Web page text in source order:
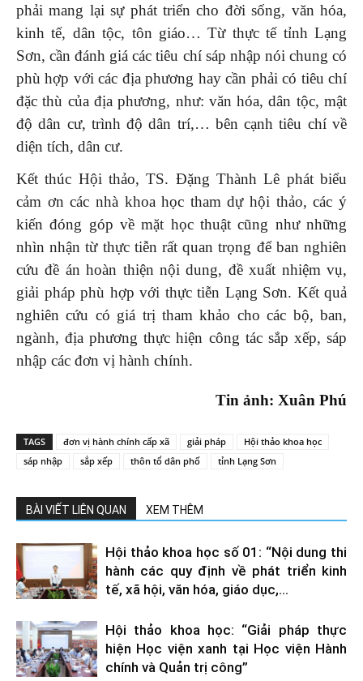
phải mang lại sự phát triển cho đời sống, văn hóa,
kinh tế, dân tộc, tôn giáo… Từ thực tế tỉnh Lạng
Sơn, cần đánh giá các tiêu chí sáp nhập nói chung có
phù hợp với các địa phương hay cần phải có tiêu chí
đặc thù của địa phương, như: văn hóa, dân tộc, mật
độ dân cư, trình độ dân trí,… bên cạnh tiêu chí về
diện tích, dân cư.
Kết thúc Hội thảo, TS. Đặng Thành Lê phát biểu
cảm ơn các nhà khoa học tham dự hội thảo, các ý
kiến đóng góp về mặt học thuật cũng như những
nhìn nhận từ thực tiễn rất quan trọng để ban nghiên
cứu đề án hoàn thiện nội dung, đề xuất nhiệm vụ,
giải pháp phù hợp với thực tiễn Lạng Sơn. Kết quả
nghiên cứu có giá trị tham khảo cho các bộ, ban,
ngành, địa phương thực hiện công tác sắp xếp, sáp
nhập các đơn vị hành chính.
Tin ảnh: Xuân Phú
TAGS đơn vị hành chính cấp xã giải pháp
Hội thảo khoa học
sáp nhập
sắp xếp thôn tổ dân phố tỉnh Lạng Sơn
BÀI VIẾT LIÊN QUAN XEM THÊM
Hội thảo khoa học số 01: “Nội dung thi
hành các quy định về phát triển kinh
tế, xã hội, văn hóa, giáo dục,...
Hội thảo khoa học: “Giải pháp thực
hiện Học viện xanh tại Học viện Hành
chính và Quản trị công”